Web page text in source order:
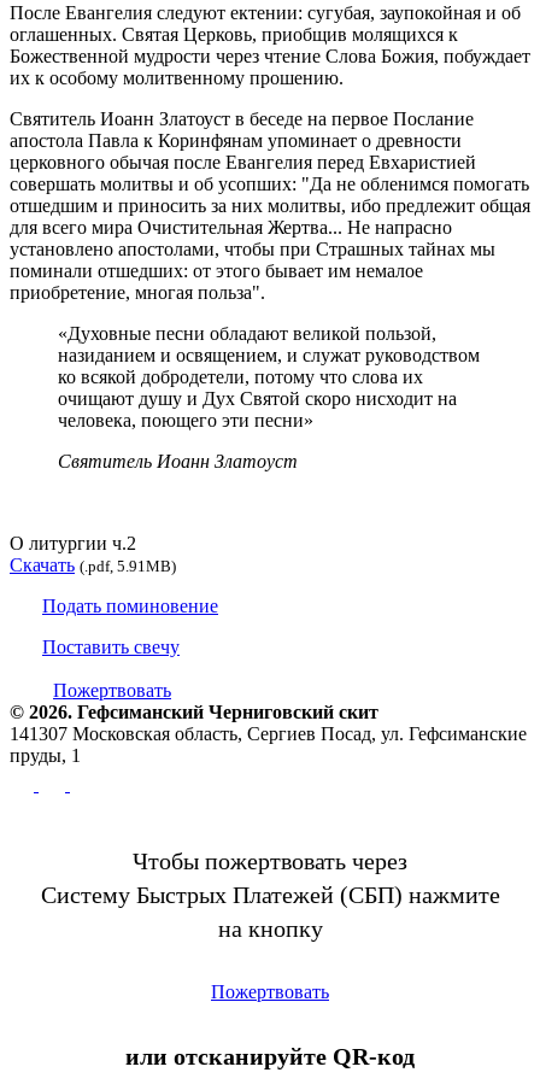
После Евангелия следуют ектении: сугубая, заупокойная и об
оглашенных. Святая Церковь, приобщив молящихся к
Божественной мудрости через чтение Слова Божия, побуждает
их к особому молитвенному прошению.
Святитель Иоанн Златоуст в беседе на первое Послание
апостола Павла к Коринфянам упоминает о древности
церковного обычая после Евангелия перед Евхаристией
совершать молитвы и об усопших: "Да не обленимся помогать
отшедшим и приносить за них молитвы, ибо предлежит общая
для всего мира Очистительная Жертва... Не напрасно
установлено апостолами, чтобы при Страшных тайнах мы
поминали отшедших: от этого бывает им немалое
приобретение, многая польза".
«Духовные песни обладают великой пользой,
назиданием и освящением, и служат руководством
ко всякой добродетели, потому что слова их
очищают душу и Дух Святой скоро нисходит на
человека, поющего эти песни»
Святитель Иоанн Златоуст
О литургии ч.2
Скачать (.pdf, 5.91MB)
Подать поминовение
Поставить свечу
Пожертвовать
© 2026. Гефсиманский Черниговский cкит
141307 Московская область, Сергиев Посад, ул. Гефсиманские
пруды, 1
Чтобы пожертвовать через
Систему Быстрых Платежей (СБП) нажмите
на кнопку
Пожертвовать
или отсканируйте QR-код